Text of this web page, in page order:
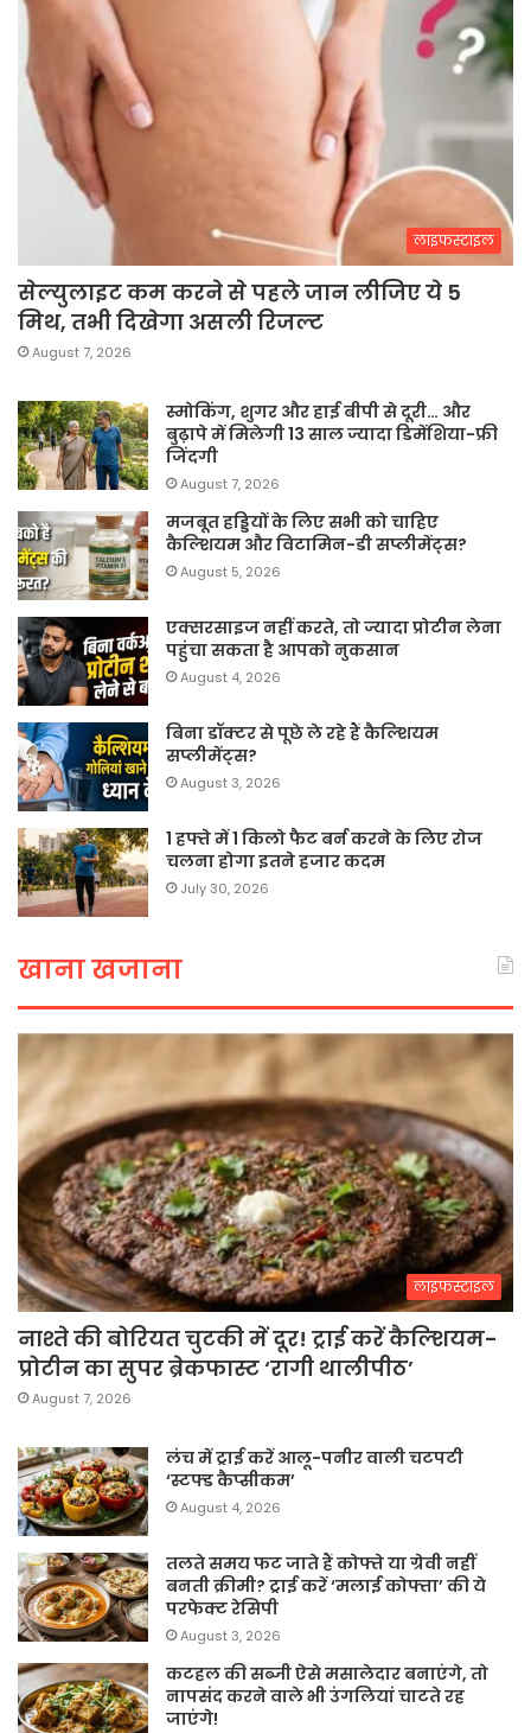
लाइफस्टाइल
सेल्युलाइट कम करने से पहले जान लीजिए ये 5
मिथ, तभी दिखेगा असली रिजल्ट
August 7, 2026
स्मोकिंग, शुगर और हाई बीपी से दूरी… और
बुढ़ापे में मिलेगी 13 साल ज्यादा डिमेंशिया-फ्री
जिंदगी
August 7, 2026
मजबूत हड्डियों के लिए सभी को चाहिए
कैल्शियम और विटामिन-डी सप्लीमेंट्स?
August 5, 2026
एक्सरसाइज नहीं करते, तो ज्यादा प्रोटीन लेना
पहुंचा सकता है आपको नुकसान
August 4, 2026
बिना डॉक्टर से पूछे ले रहे हैं कैल्शियम
सप्लीमेंट्स?
August 3, 2026
1 हफ्ते में 1 किलो फैट बर्न करने के लिए रोज
चलना होगा इतने हजार कदम
July 30, 2026
खाना खजाना
लाइफस्टाइल
नाश्ते की बोरियत चुटकी में दूर! ट्राई करें कैल्शियम-
प्रोटीन का सुपर ब्रेकफास्ट ‘रागी थालीपीठ’
August 7, 2026
लंच में ट्राई करें आलू-पनीर वाली चटपटी
‘स्टफ्ड कैप्सीकम’
August 4, 2026
तलते समय फट जाते हैं कोफ्ते या ग्रेवी नहीं
बनती क्रीमी? ट्राई करें ‘मलाई कोफ्ता’ की ये
परफेक्ट रेसिपी
August 3, 2026
कटहल की सब्जी ऐसे मसालेदार बनाएंगे, तो
नापसंद करने वाले भी उंगलियां चाटते रह
जाएंगे!